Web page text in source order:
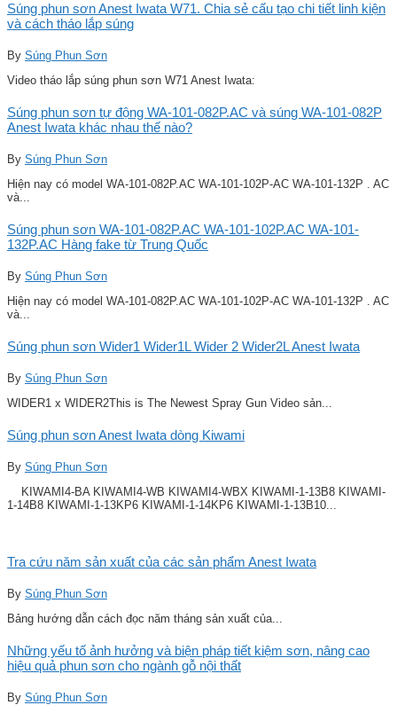
Súng phun sơn Anest Iwata W71. Chia sẻ cấu tạo chi tiết linh kiện
và cách tháo lắp súng
By Súng Phun Sơn
Video tháo lắp súng phun sơn W71 Anest Iwata:
Súng phun sơn tự động WA-101-082P.AC và súng WA-101-082P
Anest Iwata khác nhau thế nào?
By Súng Phun Sơn
Hiện nay có model WA-101-082P.AC WA-101-102P-AC WA-101-132P . AC
và...
Súng phun sơn WA-101-082P.AC WA-101-102P.AC WA-101-
132P.AC Hàng fake từ Trung Quốc
By Súng Phun Sơn
Hiện nay có model WA-101-082P.AC WA-101-102P-AC WA-101-132P . AC
và...
Súng phun sơn Wider1 Wider1L Wider 2 Wider2L Anest Iwata
By Súng Phun Sơn
WIDER1 x WIDER2This is The Newest Spray Gun Video sản...
Súng phun sơn Anest Iwata dòng Kiwami
By Súng Phun Sơn
KIWAMI4-BA KIWAMI4-WB KIWAMI4-WBX KIWAMI-1-13B8 KIWAMI-
1-14B8 KIWAMI-1-13KP6 KIWAMI-1-14KP6 KIWAMI-1-13B10...
Tra cứu năm sản xuất của các sản phẩm Anest Iwata
By Súng Phun Sơn
Bảng hướng dẫn cách đọc năm tháng sản xuất của...
Những yếu tố ảnh hưởng và biện pháp tiết kiệm sơn, nâng cao
hiệu quả phun sơn cho ngành gỗ nội thất
By Súng Phun Sơn